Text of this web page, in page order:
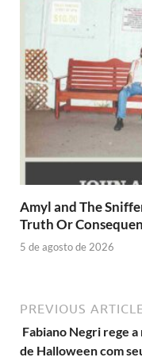
Amyl and The
Truth Or
5 de agosto de 2026
PREVIOUS ARTICLE
Fabiano Negri rege a
de Halloween com